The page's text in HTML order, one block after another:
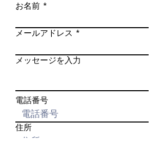
お名前
メールアドレス
メッセージを入力
電話番号
住所